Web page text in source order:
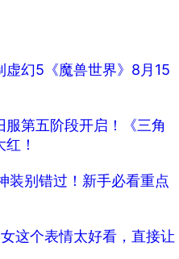
虚幻5《魔兽世界》8月15
第五阶段开启！《三角
！
装别错过！新手必看重点
这个表情太好看，直接让